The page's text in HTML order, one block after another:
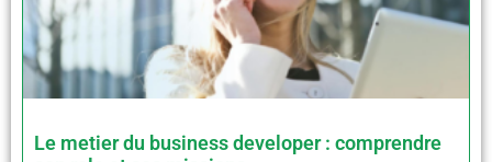
Le metier du business developer : comprendre